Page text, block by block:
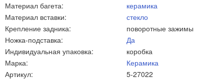
Материал багета:
керамика
Материал вставки:
стекло
Крепление задника:
поворотные зажимы
Ножка-подставка:
Да
Индивидуальная упаковка:
коробка
Марка:
Керамика
Артикул:
5-27022